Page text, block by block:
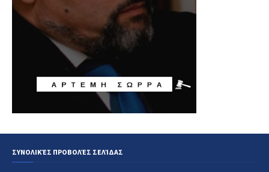
ΣΥΝΟΛΙΚΈΣ ΠΡΟΒΟΛΈΣ ΣΕΛΊΔΑΣ